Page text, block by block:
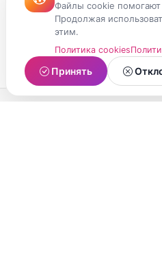
Файлы cookie помогают
Продолжая
этим.
Политика cookies
Принять